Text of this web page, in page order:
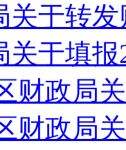
关于转
于填报
财政局
财政局